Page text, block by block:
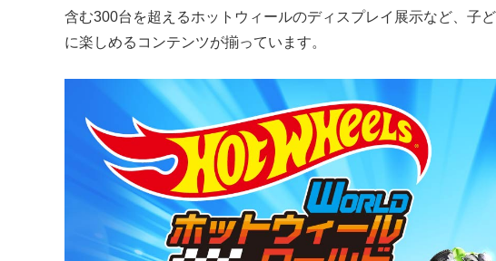
含む300台を超えるホットウィールのディスプレイ展示など、子
に楽しめるコンテンツが揃っています。